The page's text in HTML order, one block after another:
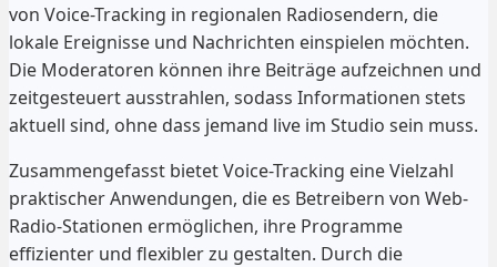
von Voice-Tracking in regionalen Radiosendern, die
lokale Ereignisse und Nachrichten einspielen möchten.
Die Moderatoren können ihre Beiträge aufzeichnen und
zeitgesteuert ausstrahlen, sodass Informationen stets
aktuell sind, ohne dass jemand live im Studio sein muss.
Zusammengefasst bietet Voice-Tracking eine Vielzahl
praktischer Anwendungen, die es Betreibern von Web-
Radio-Stationen ermöglichen, ihre Programme
effizienter und flexibler zu gestalten. Durch die